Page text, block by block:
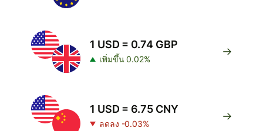
1 USD = 0.74 GBP
เพิ่มขึ้น 0.02%
1 USD = 6.75 CNY
ลดลง -0.03%